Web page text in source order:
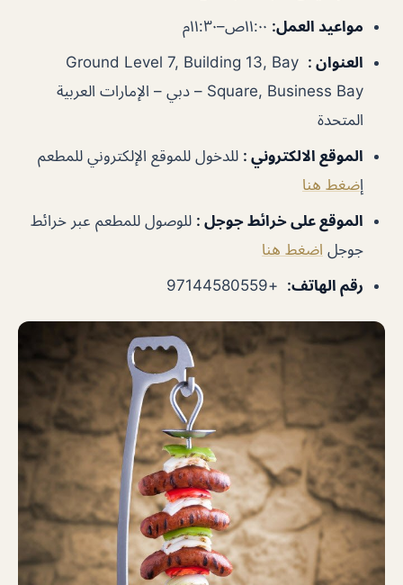
مواعيد العمل:
العنوان :
Ground Level 7, Building 13, Bay
Square, Business Bay – دبي – الإمارات العربية
المتحدة
الموقع الالكتروني : للدخول للموقع الإلكتروني للمطعم
إضغط هنا
الموقع على خرائط جوجل : للوصول للمطعم عبر خرائط
جوجل اضغط هنا
رقم الهاتف:
+97144580559